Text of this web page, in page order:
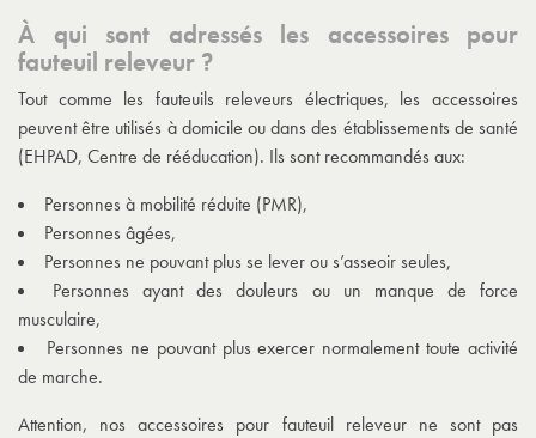
À qui sont adressés les accessoires pour
fauteuil releveur ?
Tout comme les fauteuils releveurs électriques, les accessoires
peuvent être utilisés à domicile ou dans des établissements de santé
(EHPAD, Centre de rééducation). Ils sont recommandés aux:
Personnes à mobilité réduite (PMR),
Personnes âgées,
Personnes ne pouvant plus se lever ou s’asseoir seules,
Personnes ayant des douleurs ou un manque de force
musculaire,
Personnes ne pouvant plus exercer normalement toute activité
de marche.
Attention, nos accessoires pour fauteuil releveur ne sont pas